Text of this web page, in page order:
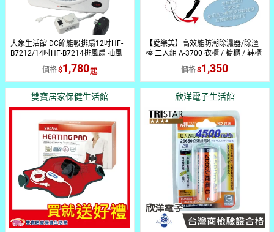
大象生活館 DC節能吸排扇12吋HF-
B7212/14吋HF-B7214排風扇 抽風
扇 吸排風機通風扇
價格 1,780
【愛樂美】高效能防潮除濕器/除溼
棒 二入組 A-3700 衣櫃 / 櫥櫃 / 鞋櫃
價格 1,350
雙寶居家保健生活館 欣洋電子生活館